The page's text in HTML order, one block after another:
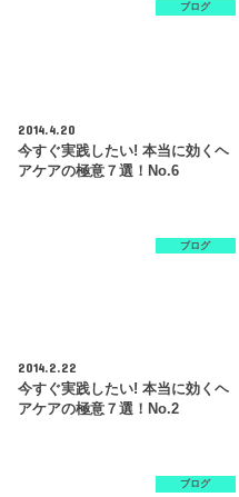
ブログ
2014.4.20
今すぐ実践したい! 本当に効くヘ
アケアの極意７選！no.6
ブログ
2014.2.22
今すぐ実践したい! 本当に効くヘ
アケアの極意７選！No.2
ブログ